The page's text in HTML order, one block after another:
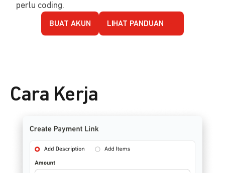
perlu coding.
BUAT AKUN LIHAT PANDUAN
Cara Kerja